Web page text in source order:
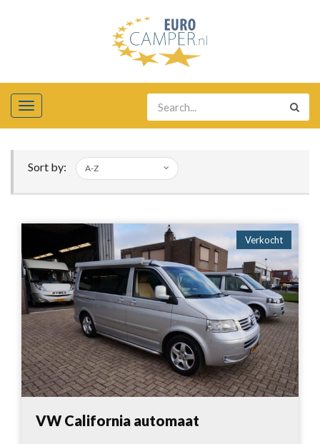
Sort by:
Verkocht
VW California automaat